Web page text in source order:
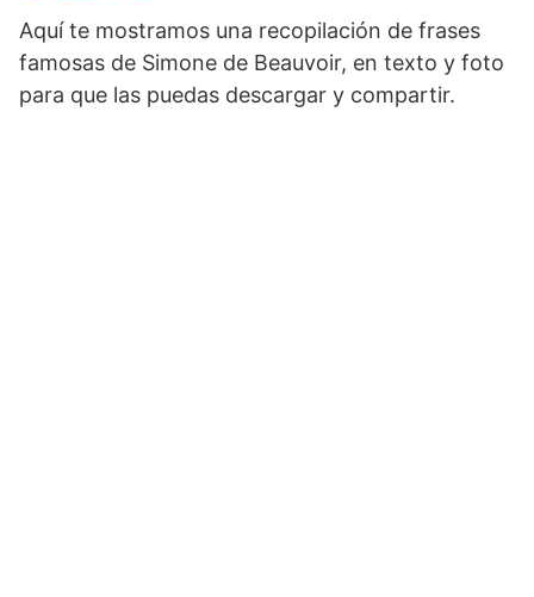
Aquí te mostramos una recopilación de frases
famosas de Simone de Beauvoir, en texto y foto
para que las puedas descargar y compartir.